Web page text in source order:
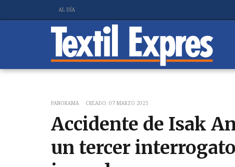
AL DÍA
PANORAMA CREADO: 07 MARZO 2025
Accidente de Isak
un tercer